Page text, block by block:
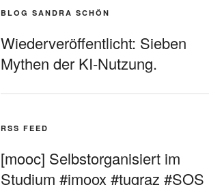
BLOG SANDRA SCHÖN
Wiederveröffentlicht: Sieben
Mythen der KI-Nutzung.
RSS FEED
[mooc] Selbstorganisiert im
Studium #imoox #tugraz #SOS